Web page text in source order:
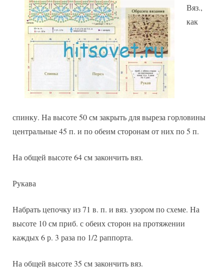
Вяз.,
как
спинку. На высоте 50 см закрыть для выреза горловины
центральные 45 п. и по обеим сторонам от них по 5 п.
На общей высоте 64 см закончить вяз.
Рукава
Набрать цепочку из 71 в. п. и вяз. узором по схеме. На
высоте 10 см приб. с обеих сторон на протяжении
каждых 6 р. 3 раза по 1/2 раппорта.
На общей высоте 35 см закончить вяз.